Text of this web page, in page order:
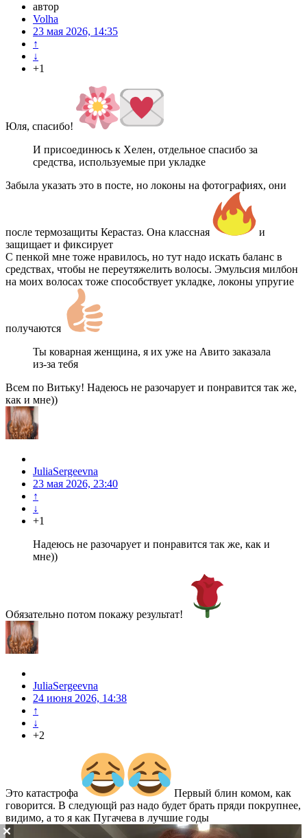
автор
Volha
23 мая 2026, 14:35
↑
↓
+1
Юля, спасибо!
И присоединюсь к Хелен, отдельное спасибо за
средства, используемые при укладке
Забыла указать это в посте, но локоны на фотографиях, они
после термозащиты Керастаз. Она классная
и
защищает и фиксирует
С пенкой мне тоже нравилось, но тут надо искать баланс в
средствах, чтобы не переутяжелить волосы. Эмульсия милбон
на моих волосах тоже способствует укладке, локоны упругие
получаются
Ты коварная женщина, я их уже на Авито заказала
из-за тебя
Всем по Витьку! Надеюсь не разочарует и понравится так же,
как и мне))
JuliaSergeevna
23 мая 2026, 23:40
↑
↓
+1
Надеюсь не разочарует и понравится так же, как и
мне))
Обязательно потом покажу результат!
JuliaSergeevna
24 июня 2026, 14:38
↑
↓
+2
Это катастрофа
Первый блин комом, как
говорится. В следующй раз надо будет брать пряди покрупнее,
видимо, а то я как Пугачева в лучшие годы